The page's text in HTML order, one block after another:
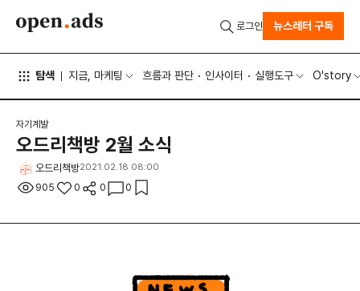
탐색 지금, 마케팅 흐름과 판단 인사이터 실행도구 O'story
로그인 뉴스레터 구독
자기계발
오드리책방 2월 소식
오드리책방2021.02.18 08:00
905 0 0 0